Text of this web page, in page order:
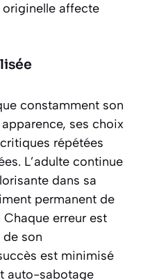
affecte
constamment son
ses choix
répétées
L’adulte continue
dans sa
permanent de
Chaque erreur est
son
est minimisé
auto-sabotage